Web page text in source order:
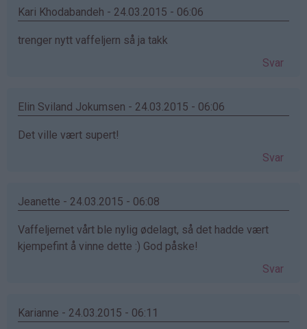
Kari Khodabandeh - 24.03.2015 - 06:06
trenger nytt vaffeljern så ja takk
Svar
Elin Sviland Jokumsen - 24.03.2015 - 06:06
Det ville vært supert!
Svar
Jeanette - 24.03.2015 - 06:08
Vaffeljernet vårt ble nylig ødelagt, så det hadde vært
kjempefint å vinne dette :) God påske!
Svar
Karianne - 24.03.2015 - 06:11